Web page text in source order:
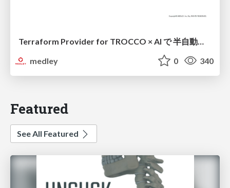
medley
0 340
Featured
See All Featured